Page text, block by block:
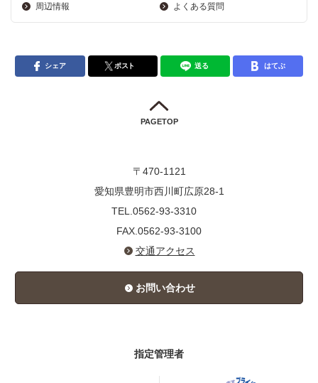
周辺情報
よくある質問
シェア ポスト 送る はてぶ
PAGETOP
〒470-1121
愛知県豊明市西川町広原28-1
TEL.0562-93-3310
FAX.0562-93-3100
交通アクセス
お問い合わせ
指定管理者